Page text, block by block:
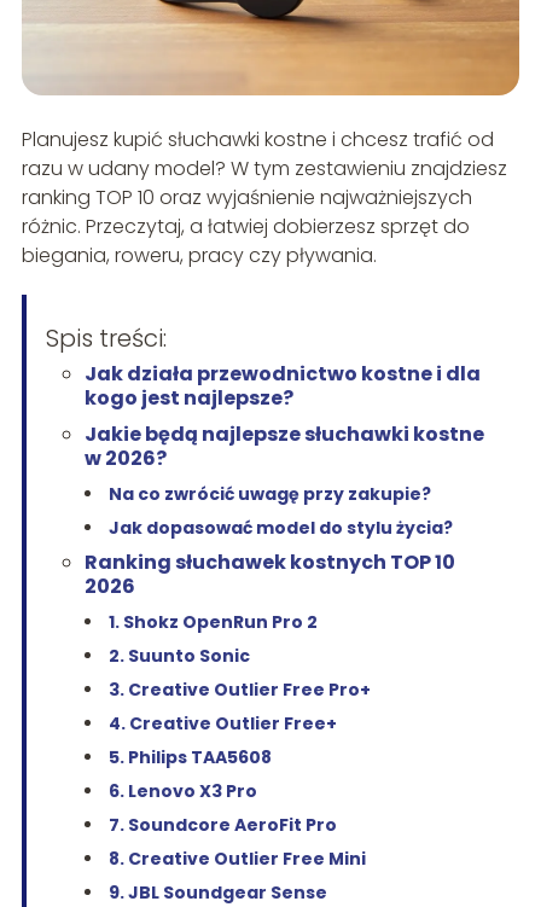
Planujesz kupić słuchawki kostne i chcesz trafić od
razu w udany model? W tym zestawieniu znajdziesz
ranking TOP 10 oraz wyjaśnienie najważniejszych
różnic. Przeczytaj, a łatwiej dobierzesz sprzęt do
biegania, roweru, pracy czy pływania.
Spis treści:
Jak działa przewodnictwo kostne i dla
kogo jest najlepsze?
Jakie będą najlepsze słuchawki kostne
w 2026?
Na co zwrócić uwagę przy zakupie?
Jak dopasować model do stylu życia?
Ranking słuchawek kostnych TOP 10
2026
1. Shokz OpenRun Pro 2
2. Suunto Sonic
3. Creative Outlier Free Pro+
4. Creative Outlier Free+
5. Philips TAA5608
6. Lenovo X3 Pro
7. Soundcore AeroFit Pro
8. Creative Outlier Free Mini
9. JBL Soundgear Sense